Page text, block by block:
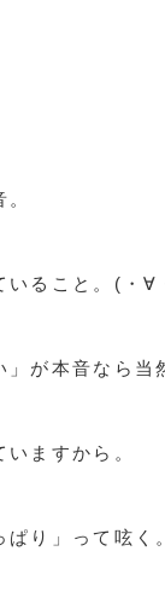
いること。(・∀
が本音なら当
ますから。
り」って呟く。